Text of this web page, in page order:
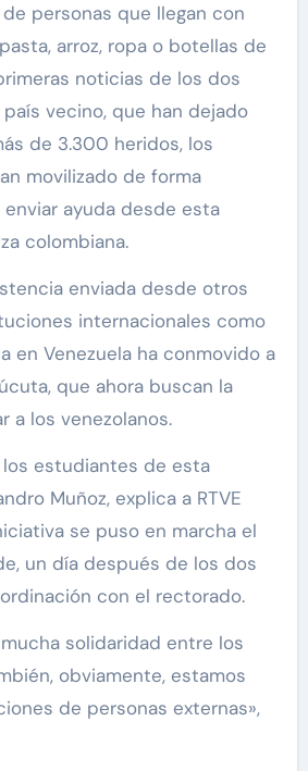
personas que llegan con
arroz, ropa o botellas de
noticias de los dos
vecino, que han dejado
de 3.300 heridos, los
movilizado de forma
ayuda desde esta
colombiana.
enviada desde otros
internacionales como
en Venezuela ha conmovido a
que ahora buscan la
a los venezolanos.
estudiantes de esta
Muñoz, explica a RTVE
se puso en marcha el
un día después de los dos
con el rectorado.
solidaridad entre los
obviamente, estamos
de personas externas»,